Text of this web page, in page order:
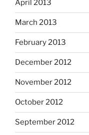
April 2013
March 2013
February 2013
December 2012
November 2012
October 2012
September 2012